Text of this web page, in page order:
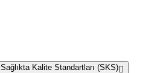
Sağlıkta Kalite Standartları (SKS)